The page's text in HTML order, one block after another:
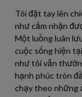
Tôi đặt tay lên
như cảm nhận
Một luồng luân
cuộc sống hiện
như tôi vẫn
hạnh phúc tròn
chạy theo những